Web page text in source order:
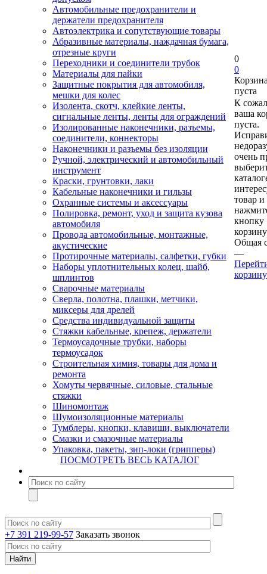
Автомобильные предохранители и
держатели предохранителя
Автоэлектрика и сопутствующие товары
Абразивные материалы, наждачная бумага,
отрезные круги
Переходники и соединители трубок
Материалы для пайки
Защитные покрытия для автомобиля,
мешки для колес
Изолента, скотч, клейкие ленты,
сигнальные ленты, ленты для ограждений
Изолированные наконечники, разъемы,
соединители, коннекторы
Наконечники и разъемы без изоляции
Ручной, электрический и автомобильный
инструмент
Краски, грунтовки, лаки
Кабельные наконечники и гильзы
Охранные системы и аксессуары
Полировка, ремонт, уход и защита кузова
автомобиля
Провода автомобильные, монтажные,
акустические
Протирочные материалы, салфетки, губки
Наборы уплотнительных колец, шайб,
шплинтов
Сварочные материалы
Сверла, полотна, плашки, метчики,
миксеры для дрелей
Средства индивидуальной защиты
Стяжки кабельные, крепеж, держатели
Термоусадочные трубки, наборы
термоусадок
Строительная химия, товары для дома и
ремонта
Хомуты червячные, силовые, стальные
стяжки
Шиномонтаж
Шумоизоляционные материалы
Тумблеры, кнопки, клавиши, выключатели
Смазки и смазочные материалы
Упаковка, пакеты, зип-локи (грипперы)
ПОСМОТРЕТЬ ВЕСЬ КАТАЛОГ
+7 391 219-99-57 Заказать звонок
0
0
пуста
К
ваша
пуста.
очень
товар и
кнопку
Общая
—
корзину